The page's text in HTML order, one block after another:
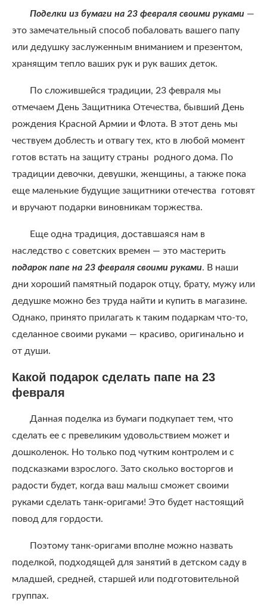
Поделки из бумаги на 23 февраля своими руками —
это замечательный способ побаловать вашего папу
или дедушку заслуженным вниманием и презентом,
хранящим тепло ваших рук и рук ваших деток.
По сложившейся традиции, 23 февраля мы
отмечаем День Защитника Отечества, бывший День
рождения Красной Армии и Флота. В этот день мы
чествуем доблесть и отвагу тех, кто в любой момент
готов встать на защиту страны родного дома. По
традиции девочки, девушки, женщины, а также пока
еще маленькие будущие защитники отечества готовят
и вручают подарки виновникам торжества.
Еще одна традиция, доставшаяся нам в
наследство с советских времен — это мастерить
подарок папе на 23 февраля своими руками. В наши
дни хороший памятный подарок отцу, брату, мужу или
дедушке можно без труда найти и купить в магазине.
Однако, принято прилагать к таким подаркам что-то,
сделанное своими руками — красиво, оригинально и
от души.
Какой подарок сделать папе на 23
февраля
Данная поделка из бумаги подкупает тем, что
сделать ее с превеликим удовольствием может и
дошколенок. Но только под чутким контролем и с
подсказками взрослого. Зато сколько восторгов и
радости будет, когда ваш малыш сможет своими
руками сделать танк-оригами! Это будет настоящий
повод для гордости.
Поэтому танк-оригами вполне можно назвать
поделкой, подходящей для занятий в детском саду в
младшей, средней, старшей или подготовительной
группах.